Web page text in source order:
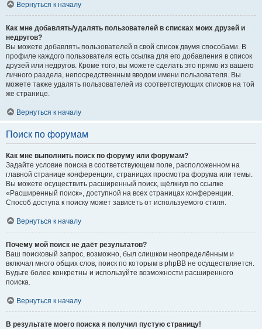
Вернуться к началу
Как мне добавлять/удалять пользователей в списках моих друзей и
недругов?
Вы можете добавлять пользователей в свой список двумя способами. В
профиле каждого пользователя есть ссылка для его добавления в список
друзей или недругов. Кроме того, вы можете сделать это прямо из вашего
личного раздела, непосредственным вводом имени пользователя. Вы
можете также удалять пользователей из соответствующих списков на той
же странице.
Вернуться к началу
Поиск по форумам
Как мне выполнить поиск по форуму или форумам?
Задайте условие поиска в соответствующем поле, расположенном на
главной странице конференции, страницах просмотра форума или темы.
Вы можете осуществить расширенный поиск, щёлкнув по ссылке
«Расширенный поиск», доступной на всех страницах конференции.
Способ доступа к поиску может зависеть от используемого стиля.
Вернуться к началу
Почему мой поиск не даёт результатов?
Ваш поисковый запрос, возможно, был слишком неопределённым и
включал много общих слов, поиск по которым в phpBB не осуществляется.
Будьте более конкретны и используйте возможности расширенного
поиска.
Вернуться к началу
В результате моего поиска я получил пустую страницу!